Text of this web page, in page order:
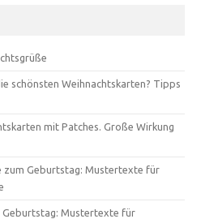
schönsten Weihnachtskarten? Tipps
mit Patches. Große Wirkung
zum Geburtstag: Mustertexte für
Geburtstag: Mustertexte für